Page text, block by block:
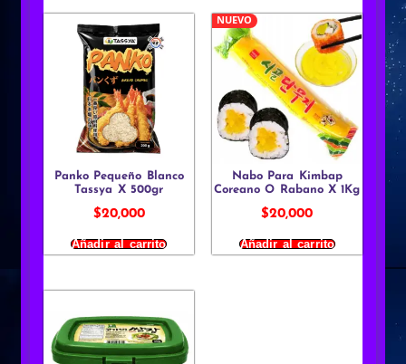
Panko Pequeño Blanco
Tassya X 500gr
$20,000
Añadir al carrito
NUEVO
Nabo Para Kimbap
Coreano O Rabano X 1Kg
$20,000
Añadir al carrito